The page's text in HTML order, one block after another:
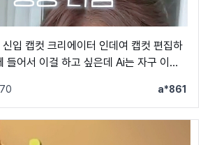
컷 크리에이터 인데여 캡컷 편집하
이걸 하고 싶은데 Ai는 자구 이상
ㅠ ㅂ ㅠ
a*861